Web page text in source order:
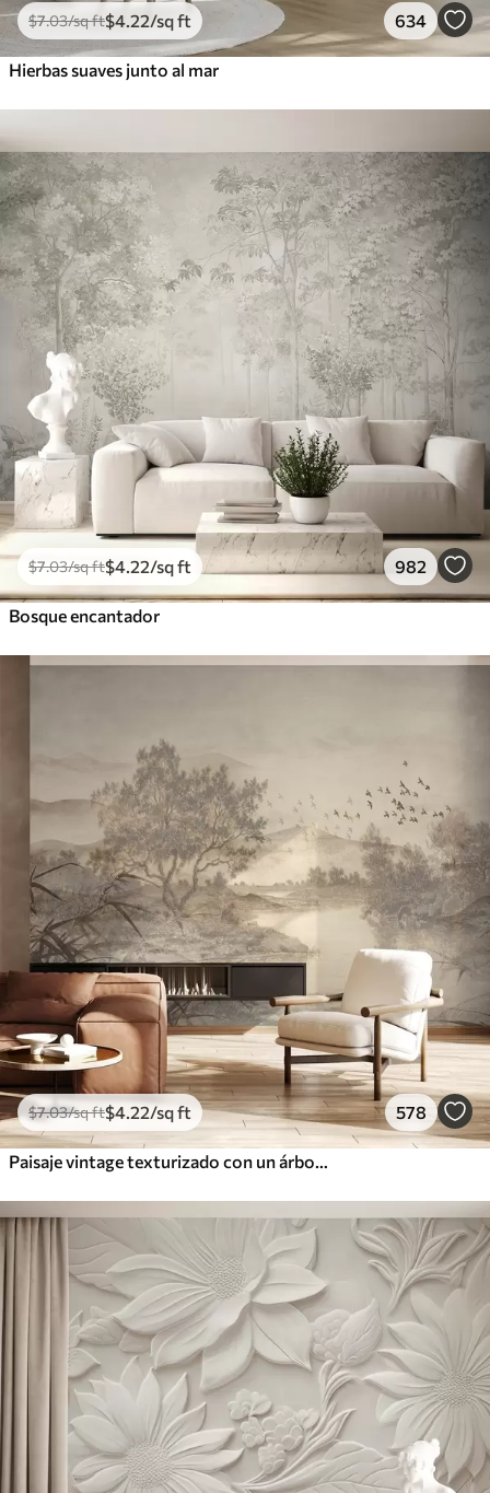
$7.03/sq ft$4.22/sq ft 634
Hierbas suaves junto al mar
$7.03/sq ft$4.22/sq ft 982
Bosque encantador
$7.03/sq ft$4.22/sq ft 578
Paisaje vintage texturizado con un árbol cerca de un río y un cielo nublado, arte de la naturaleza en tonos sepia